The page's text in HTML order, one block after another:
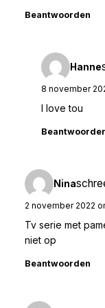
Beantwoorden
Hanne
8 november
I love tou
Nina
2 november 2022
Tv serie met
niet op
Beantwoorden